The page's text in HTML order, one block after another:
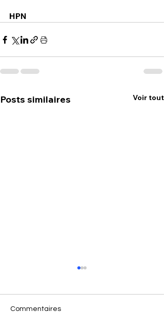
HPN
Posts similaires Voir tout
Commentaires